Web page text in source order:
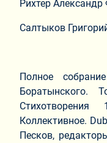
Рихтер
Салтыков
Полное
Боратынского.
Коллективное.
Песков,